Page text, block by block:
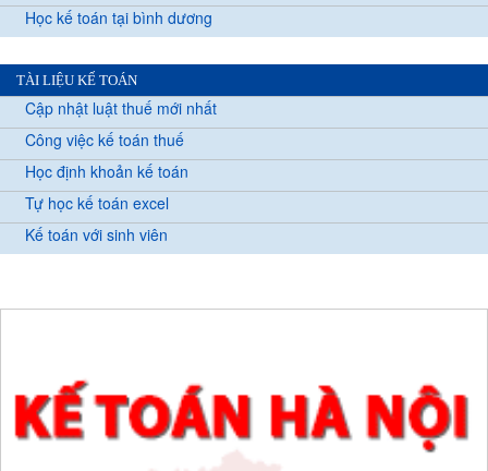
Học kế toán tại bình dương
TÀI LIỆU KẾ TOÁN
Cập nhật luật thuế mới nhất
Công việc kế toán thuế
Học định khoản kế toán
Tự học kế toán excel
Kế toán với sinh viên